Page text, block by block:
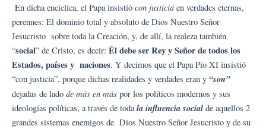
En dicha encíclica, el Papa insistió con justicia en verdades eternas,
perennes: El dominio total y absoluto de Dios Nuestro Señor
Jesucristo sobre toda la Creación, y, de allí, la realeza también
“social” de Cristo, es decir: Él debe ser Rey y Señor de todos los
Estados, países y naciones. Y decimos que el Papa Pío XI insistió
“con justicia”, porque dichas realidades y verdades eran y “son”
dejadas de lado de más en más por los políticos modernos y sus
ideologías políticas, a través de todala influencia social de aquellos 2
grandes sistemas enemigos de Dios Nuestro Señor Jesucristo y de su